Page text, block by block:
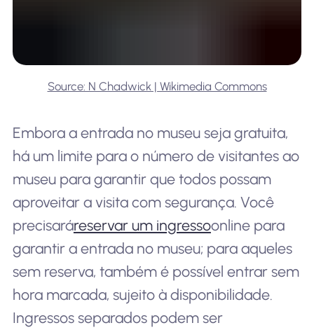
Source: N Chadwick | Wikimedia Commons
Embora a entrada no museu seja gratuita,
há um limite para o número de visitantes ao
museu para garantir que todos possam
aproveitar a visita com segurança. Você
precisaráreservar um ingressoonline para
garantir a entrada no museu; para aqueles
sem reserva, também é possível entrar sem
hora marcada, sujeito à disponibilidade.
Ingressos separados podem ser